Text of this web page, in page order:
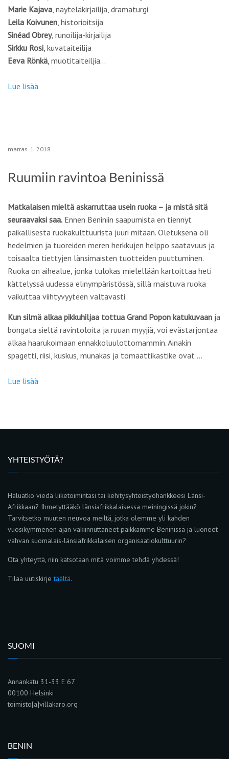
Marie Kajava, näyteläkirjailija, dramaturgi
Leila Koivunen, historioitsija
Sinéad Obrey, runoilija-kirjailija
Sirkku Rosi, kuvataiteilija
Eeva Rönkä, muotitaiteiljia…
Lue lisää
marras 1 2018
Ruumiin ravintoa Beninissä
Matkalaisen mieltä askarruttaa usein ruoka – ja mistä sitä
seuraavaksi saa. Ennen Beniniin saapumista en tiennyt
paikallisesta ruokakulttuurista juuri mitään. Oletuksena oli
hedelmien ja tuoreiden meren herkkujen helppo saatavuus ja
toisaalta tiettyjen länsimaisten tuotteiden puuttuminen.
Ruoka on aihealue, jonka tulokas mielellään kartoittaa heti
kättelyssä uudessa elinympäristössä, sillä maistuva ruoka
vaikuttaa viihtyvyyteen valtavasti.
Kun silmä alkaa pikkuhiljaa tottua Grand Popon katukuvaan ja
bongata sieltä ravintoloita ja ruuan myyjiä, voi evästarjontaa
alkaa haarukoimaan ennakkoluulottomammin. Ainakin
spagetti, riisi, kuskus, munakas ja tomaattikastike ovat …
Lue lisää
YHTEISTYÖTÄ?
Haluatko viedä liiketoimintasi tai kehitysyhteistyöhankkeesi Länsi-
Afrikkaan? Ihmetyttääkö länsiafrikkalaisessa meiningissä jokin?
Tarvitsetko muuten neuvoa meiltä, jotka olemme yli kahden
vuosikymmenen ajan vakiinnuttaneet paikkamme Beninissä ja luoneet
vahvan suomalais-länsiafrikkalaisen organisaatiokulttuurin?
Ota yhteyttä, niin katsotaan mitä voimme tehdä yhdessä!
Tilaa uutiskirjetäältä.
SUOMI
Annankatu 31-33 E 67
00100 Helsinki
toimisto[a]villakaro.org
BENIN